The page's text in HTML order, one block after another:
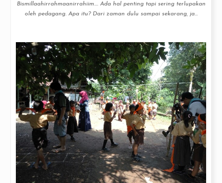
Bismillaahirrahmaanirrahiim.... Ada hal penting tapi sering terlupakan
oleh pedagang. Apa itu? Dari zaman dulu sampai sekarang, ja...